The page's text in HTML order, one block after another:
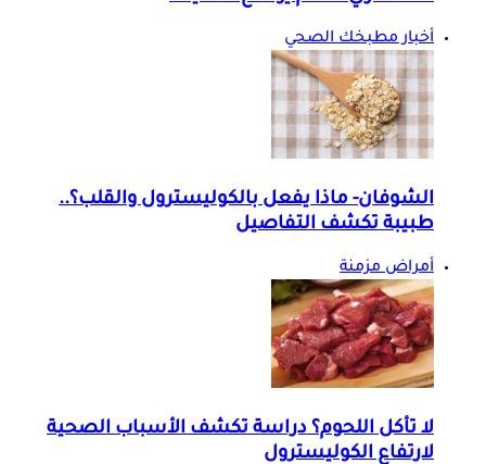
أخبار مطبخك الصحي
الشوفان- ماذا يفعل بالكوليسترول والقلب؟..
طبيبة تكشف التفاصيل
أمراض مزمنة
لا تأكل اللحوم؟ دراسة تكشف الأسباب الصحية
لارتفاع الكوليسترول